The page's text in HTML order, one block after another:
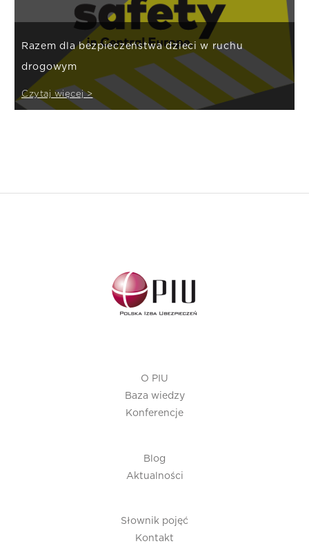
Razem dla bezpieczeństwa dzieci w ruchu
drogowym
Czytaj więcej >
O PIU
Baza wiedzy
Konferencje
Blog
Aktualności
Słownik pojęć
Kontakt